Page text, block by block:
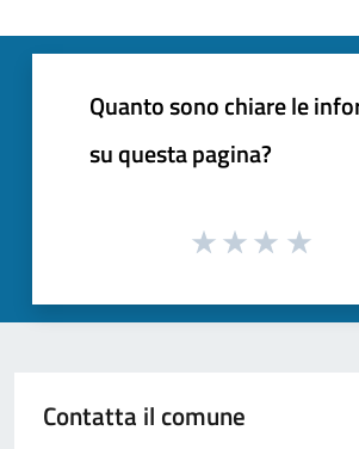
Quanto sono chiare le
su questa pagina?
Contatta il comune